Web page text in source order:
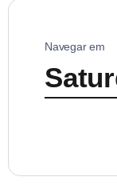
Navegar em